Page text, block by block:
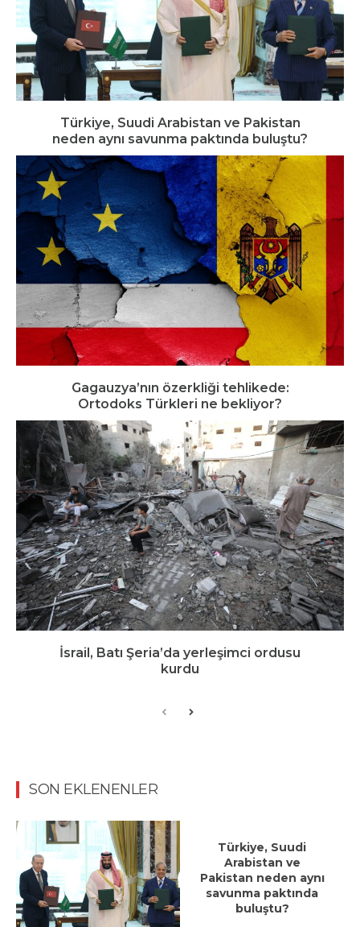
Türkiye, Suudi Arabistan ve Pakistan
neden aynı savunma paktında buluştu?
Gagauzya’nın özerkliği tehlikede:
Ortodoks Türkleri ne bekliyor?
İsrail, Batı Şeria’da yerleşimci ordusu
kurdu
SON EKLENENLER
Türkiye, Suudi
Arabistan ve
Pakistan neden aynı
savunma paktında
buluştu?